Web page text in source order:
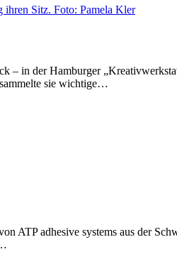
in der Hamburger
sie wichtige…
ATP adhesive systems aus der